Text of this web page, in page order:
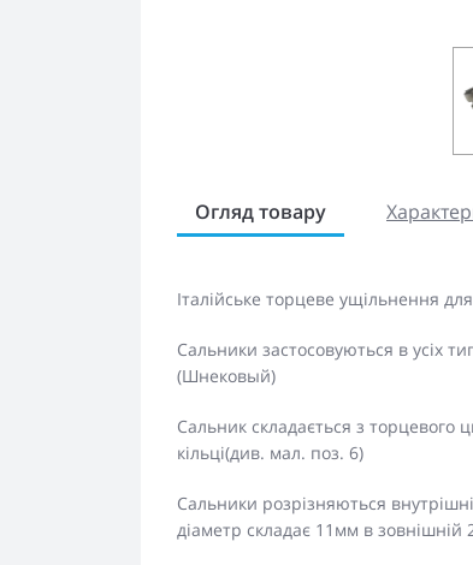
Огляд товару
Італійське торцеве ущільнення
Сальники застосовуються в усіх
(Шнековый)
Сальник складається з
кільці(див. мал. поз. 6)
Сальники розрізняються
діаметр складає 11мм в зовнішній